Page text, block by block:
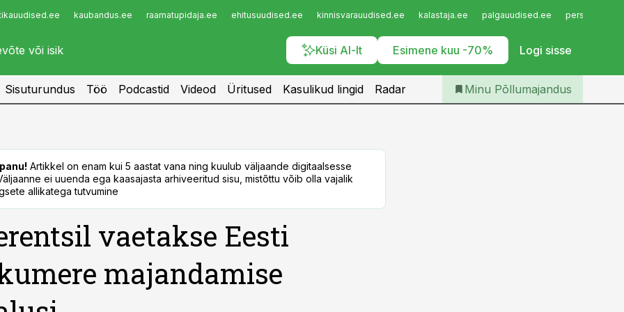
kaubandus.ee raamatupidaja.ee ehitusuudised.ee kinnisvarauudised.ee kalastaja.ee palgauudised.ee
Küsi AI-lt Esimene kuu -70% Logi sisse
Infopank
Iseteenindus
Telli Põllumajandus
Sisuturundus Töö Podcastid Videod Üritused Kasulikud lingid Radar Minu Põllumajandus
Artikkel on enam kui 5 aastat vana ning kuulub väljaande digitaalsesse
ei uuenda ega kaasajasta arhiveeritud sisu, mistõttu võib olla vajalik
allikatega tutvumine
vaetakse Eesti
majandamise